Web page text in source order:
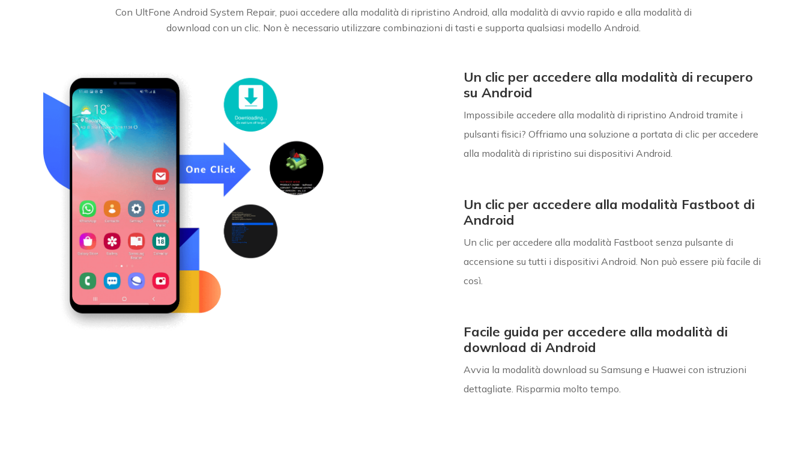
Con UltFone Android System Repair, puoi accedere alla modalità di ripristino Android, alla modalità di avvio rapido e alla modalità di
download con un clic. Non è necessario utilizzare combinazioni di tasti e supporta qualsiasi modello Android.
Un clic per accedere alla modalità di recupero
su Android
Impossibile accedere alla modalità di ripristino Android tramite i
pulsanti fisici? Offriamo una soluzione a portata di clic per accedere
alla modalità di ripristino sui dispositivi Android.
Un clic per accedere alla modalità Fastboot di
Android
Un clic per accedere alla modalità Fastboot senza pulsante di
accensione su tutti i dispositivi Android. Non può essere più facile di
così.
Facile guida per accedere alla modalità di
download di Android
Avvia la modalità download su Samsung e Huawei con istruzioni
dettagliate. Risparmia molto tempo.